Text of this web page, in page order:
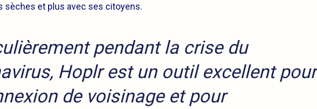
sèches et plus avec ses citoyens.
pendant la crise du
Hoplr est un outil excellent pour
de voisinage et pour